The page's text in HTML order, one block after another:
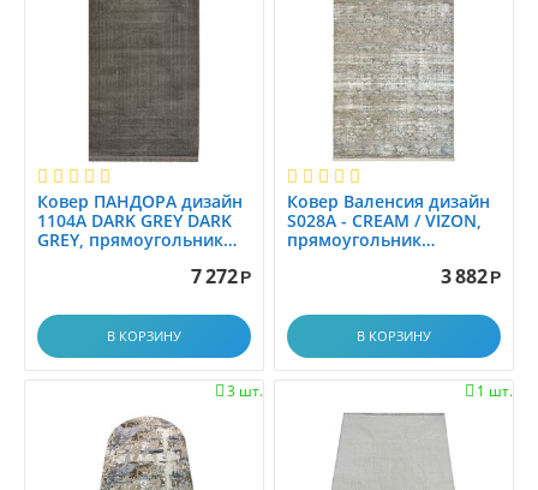
1.4x1.4
1.4x1.5
1.4x1.9
1.4x17.9
1.4x2
1.4x2.0
1.4x2.1
1.4x2.5
1.4x3.5
1.4x4.0
1.4x5.0
1.4x5.5
Ковер ПАНДОРА дизайн
1104A DARK GREY DARK
GREY, прямоугольник
7 272 Р
В КОРЗИНУ
Ковер Валенсия дизайн
S028A - CREAM / VIZON,
прямоугольник
3 882 Р
В КОРЗИНУ
3 шт.
 1 шт.
